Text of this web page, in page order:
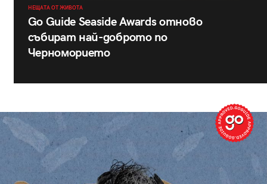
НЕЩАТА ОТ ЖИВОТА
Go Guide Seaside Awards отново
събират най-доброто по
Черноморието